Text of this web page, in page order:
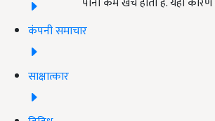
कंपनी समाचार
साक्षात्कार